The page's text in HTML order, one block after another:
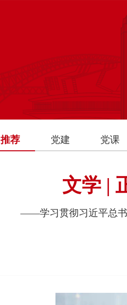
推荐 党建 党课
文学 |
——学习贯彻习近平总书